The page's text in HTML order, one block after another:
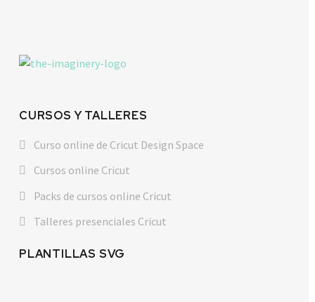
CURSOS Y TALLERES
Curso online de Cricut Design Space
Cursos online Cricut
Packs de cursos online Cricut
Talleres presenciales Cricut
PLANTILLAS SVG